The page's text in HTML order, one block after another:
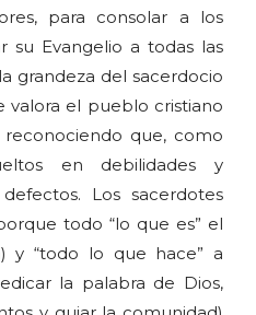
para consolar a los
su Evangelio a todas las
grandeza del sacerdocio
valora el pueblo cristiano
que, como
en debilidades y
Los sacerdotes
todo “lo que es” el
y “todo lo que hace” a
la palabra de Dios,